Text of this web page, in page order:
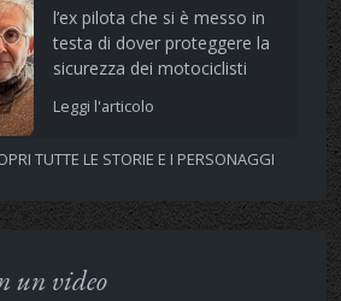
l’ex pilota che si è messo in
testa di dover proteggere la
sicurezza dei motociclisti
Leggi l'articolo
TUTTE LE STORIE E I PERSONAGGI
un video